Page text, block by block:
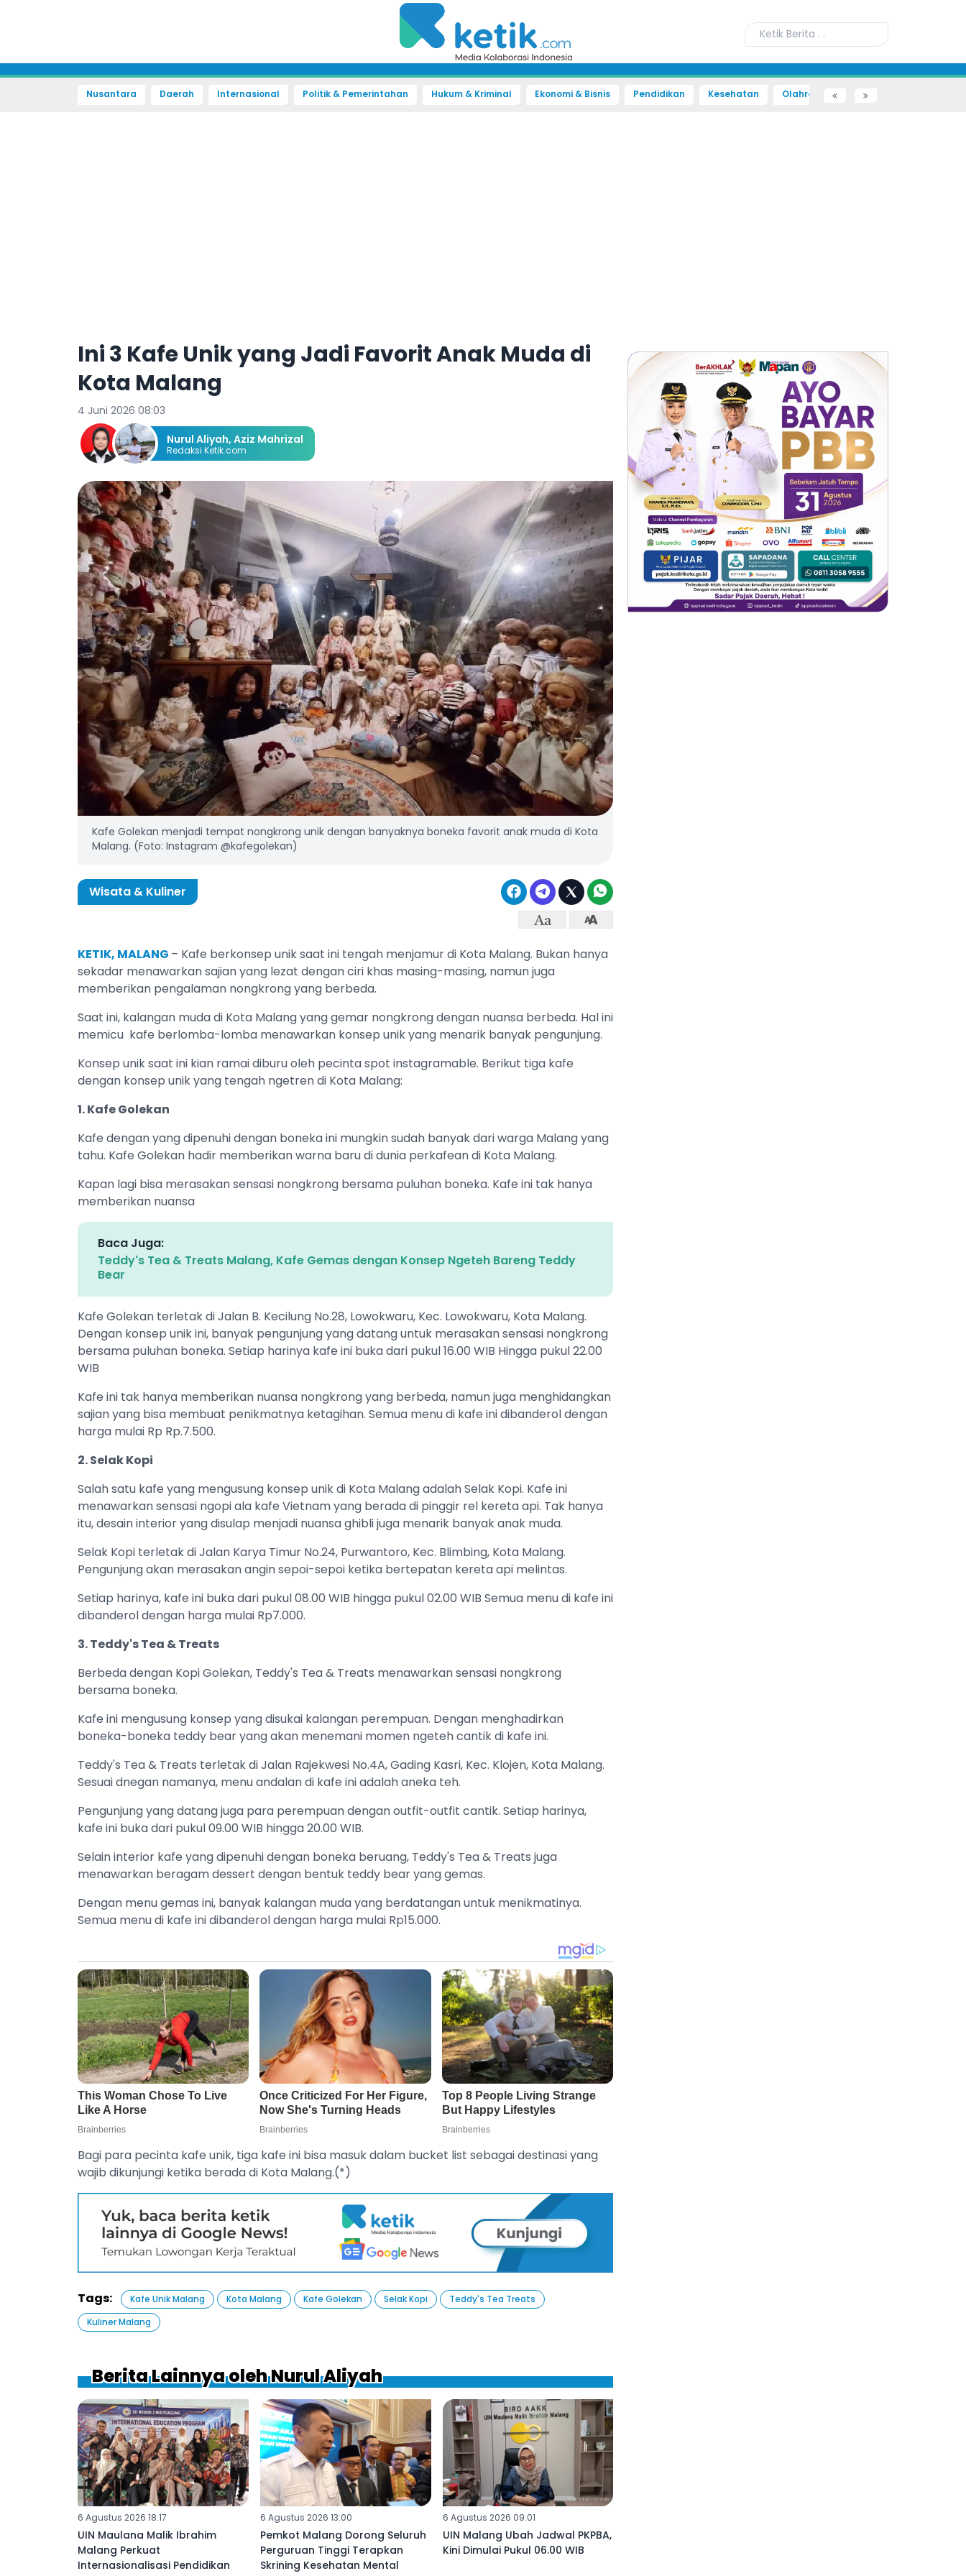
Nusantara Daerah Internasional Politik & Pemerintahan Hukum & Kriminal Ekonomi & Bisnis Pendidikan Kesehatan Olahraga Sains dan Teknologi
Ini 3 Kafe Unik yang Jadi Favorit Anak Muda di
Kota Malang
4 Juni 2026 08:03
Nurul Aliyah, Aziz Mahrizal
Redaksi Ketik.com
Kafe Golekan menjadi tempat nongkrong unik dengan banyaknya boneka favorit anak muda di Kota
Malang. (Foto: Instagram @kafegolekan)
Wisata & Kuliner
KETIK, MALANG – Kafe berkonsep unik saat ini tengah menjamur di Kota Malang. Bukan hanya
sekadar menawarkan sajian yang lezat dengan ciri khas masing-masing, namun juga
memberikan pengalaman nongkrong yang berbeda.
Saat ini, kalangan muda di Kota Malang yang gemar nongkrong dengan nuansa berbeda. Hal ini
memicu kafe berlomba-lomba menawarkan konsep unik yang menarik banyak pengunjung.
Konsep unik saat ini kian ramai diburu oleh pecinta spot instagramable. Berikut tiga kafe
dengan konsep unik yang tengah ngetren di Kota Malang:
1. Kafe Golekan
Kafe dengan yang dipenuhi dengan boneka ini mungkin sudah banyak dari warga Malang yang
tahu. Kafe Golekan hadir memberikan warna baru di dunia perkafean di Kota Malang.
Kapan lagi bisa merasakan sensasi nongkrong bersama puluhan boneka. Kafe ini tak hanya
memberikan nuansa
Baca Juga:
Teddy's Tea & Treats Malang, Kafe Gemas dengan Konsep Ngeteh Bareng Teddy
Bear
Kafe Golekan terletak di Jalan B. Kecilung No.28, Lowokwaru, Kec. Lowokwaru, Kota Malang.
Dengan konsep unik ini, banyak pengunjung yang datang untuk merasakan sensasi nongkrong
bersama puluhan boneka. Setiap harinya kafe ini buka dari pukul 16.00 WIB Hingga pukul 22.00
WIB
Kafe ini tak hanya memberikan nuansa nongkrong yang berbeda, namun juga menghidangkan
sajian yang bisa membuat penikmatnya ketagihan. Semua menu di kafe ini dibanderol dengan
harga mulai Rp Rp.7.500.
2. Selak Kopi
Salah satu kafe yang mengusung konsep unik di Kota Malang adalah Selak Kopi. Kafe ini
menawarkan sensasi ngopi ala kafe Vietnam yang berada di pinggir rel kereta api. Tak hanya
itu, desain interior yang disulap menjadi nuansa ghibli juga menarik banyak anak muda.
Selak Kopi terletak di Jalan Karya Timur No.24, Purwantoro, Kec. Blimbing, Kota Malang.
Pengunjung akan merasakan angin sepoi-sepoi ketika bertepatan kereta api melintas.
Setiap harinya, kafe ini buka dari pukul 08.00 WIB hingga pukul 02.00 WIB Semua menu di kafe ini
dibanderol dengan harga mulai Rp7.000.
3. Teddy's Tea & Treats
Berbeda dengan Kopi Golekan, Teddy's Tea & Treats menawarkan sensasi nongkrong
bersama boneka.
Kafe ini mengusung konsep yang disukai kalangan perempuan. Dengan menghadirkan
boneka-boneka teddy bear yang akan menemani momen ngeteh cantik di kafe ini.
Teddy's Tea & Treats terletak di Jalan Rajekwesi No.4A, Gading Kasri, Kec. Klojen, Kota Malang.
Sesuai dnegan namanya, menu andalan di kafe ini adalah aneka teh.
Pengunjung yang datang juga para perempuan dengan outfit-outfit cantik. Setiap harinya,
kafe ini buka dari pukul 09.00 WIB hingga 20.00 WIB.
Selain interior kafe yang dipenuhi dengan boneka beruang, Teddy's Tea & Treats juga
menawarkan beragam dessert dengan bentuk teddy bear yang gemas.
Dengan menu gemas ini, banyak kalangan muda yang berdatangan untuk menikmatinya.
Semua menu di kafe ini dibanderol dengan harga mulai Rp15.000.
Bagi para pecinta kafe unik, tiga kafe ini bisa masuk dalam bucket list sebagai destinasi yang
wajib dikunjungi ketika berada di Kota Malang.(*)
Tags: Kafe Unik Malang Kota Malang Kafe Golekan Selak Kopi
Teddy's Tea Treats
Kuliner Malang
Berita Lainnya oleh Nurul Aliyah
6 Agustus 2026 18:17
UIN Maulana Malik Ibrahim
Malang Perkuat
Internasionalisasi Pendidikan
6 Agustus 2026 13:00
Pemkot Malang Dorong Seluruh
Perguruan Tinggi Terapkan
Skrining Kesehatan Mental
6 Agustus 2026 09:01
UIN Malang Ubah Jadwal PKPBA,
Kini Dimulai Pukul 06.00 WIB